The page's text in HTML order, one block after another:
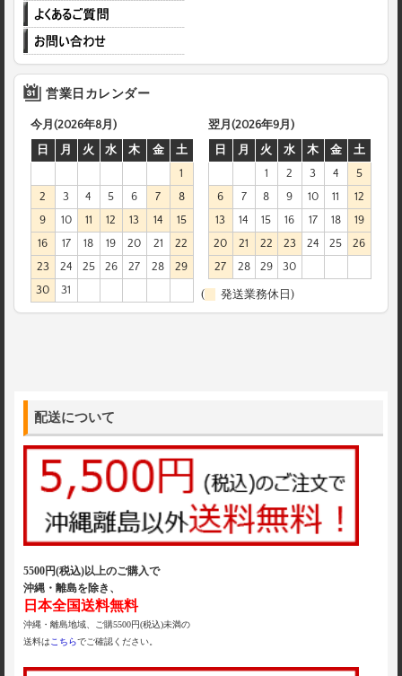
営業日カレンダー
今月(2026年8月)
日
月 火 水 木 金
土
1
2
3 4 5 6 7
8
9
10 11 12 13 14
15
16
17 18 19 20 21
22
23
24 25 26 27 28
29
30
31
翌月(2026年9月)
日
月 火 水 木 金
土
1
2 3 4
5
6
7 8 9 10 11
12
13
14 15 16 17 18
19
20
21 22 23 24 25
26
27
28 29 30
( 発送業務休日)
配送について
5500円(税込)以上のご購入で
沖縄・離島を除き、
日本全国送料無料
沖縄・離島地域、ご購5500円(税込)未満の
送料はこちらでご確認ください。